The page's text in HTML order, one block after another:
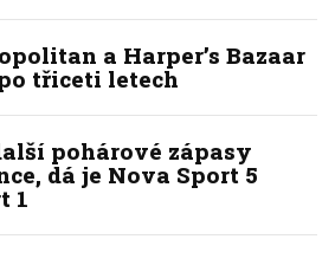
a Harper’s Bazaar
třiceti letech
pohárové zápasy
dá je Nova Sport 5
1